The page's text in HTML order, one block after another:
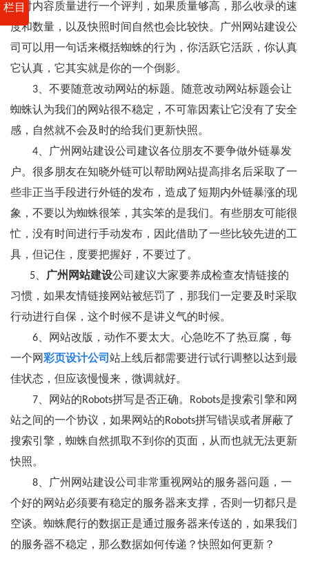
栏目
会对内容质量进行一个评判，如果质量够高，那么收录的速
度和数量，以及快照时间自然也会比较快。广州网站建设公
司可以用一句话来概括蜘蛛的行为，你活跃它活跃，你认真
它认真，它其实就是你的一个倒影。
3、不要随意改动网站的标题。随意改动网站标题会让
蜘蛛认为我们的网站很不稳定，不可靠因素让它没有了安全
感，自然就不会及时的给我们更新快照。
4、广州网站建设公司建议各位朋友不要争做外链暴发
户。很多朋友在知晓外链可以帮助网站提高排名后采取了一
些非正当手段进行外链的发布，造成了短期内外链暴涨的现
象，不要以为蜘蛛很笨，其实笨的是我们。有些朋友可能很
忙，没有时间进行手动发布，因此借助了一些比较先进的工
具，但记住，度要把握好，不要过了。
5、 广州网站建设公司建议大家要养成检查友情链接的
习惯，如果友情链接网站被惩罚了，那我们一定要及时采取
行动进行自保，这个时候不是讲义气的时候。
6、网站改版，动作不要太大。心急吃不了热豆腐，每
一个网彩页设计公司 站上线后都需要进行试行调整以达到最
佳状态，但应该慢慢来，微调就好。
7、网站的Robots拼写是否正确。Robots是搜索引擎和网
站之间的一个协议，如果网站的Robots拼写错误或者屏蔽了
搜索引擎，蜘蛛自然抓取不到你的页面，从而也就无法更新
快照。
8、广州网站建设公司非常重视网站的服务器问题，一
个好的网站必须要有稳定的服务器来支撑，否则一切都只是
空谈。蜘蛛爬行的数据正是通过服务器来传送的，如果我们
的服务器不稳定，那么数据如何传递？快照如何更新？